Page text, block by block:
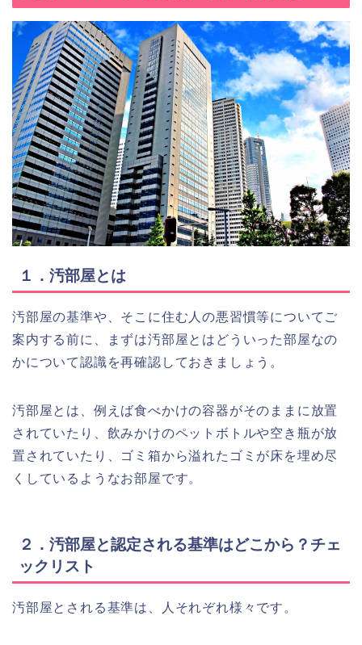
１．汚部屋とは
汚部屋の基準や、そこに住む人の悪習慣等についてご
案内する前に、まずは汚部屋とはどういった部屋なの
かについて認識を再確認しておきましょう。
汚部屋とは、例えば食べかけの容器がそのままに放置
されていたり、飲みかけのペットボトルや空き瓶が放
置されていたり、ゴミ箱から溢れたゴミが床を埋め尽
くしているようなお部屋です。
２．汚部屋と認定される基準はどこから？チェ
ックリスト
汚部屋とされる基準は、人それぞれ様々です。